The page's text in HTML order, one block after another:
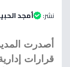
نشر: أمجد
أصدرت